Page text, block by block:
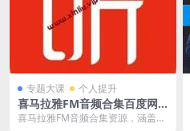
专题大课 个人提升
喜马拉雅FM音频合集百度网
盘资源分享链接文件大小779G
喜马拉雅FM音频合集资源，涵盖包